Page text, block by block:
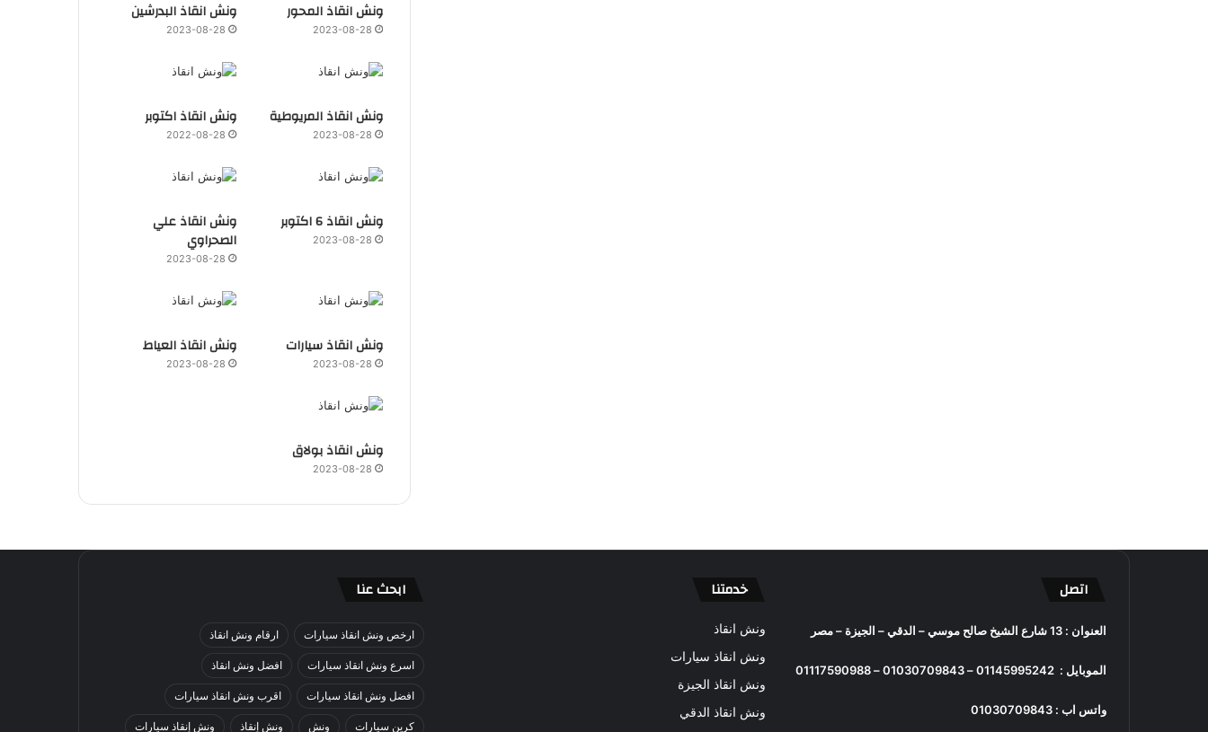
ونش انقاذ المحور
2023-08-28
ونش انقاذ البدرشين
2023-08-28
ونش انقاذ المريوطية
2023-08-28
ونش انقاذ اكتوبر
2022-08-28
ونش انقاذ 6 اكتوبر
2023-08-28
ونش انقاذ علي
الصحراوي
2023-08-28
ونش انقاذ سيارات
2023-08-28
ونش انقاذ العياط
2023-08-28
ونش انقاذ بولاق
2023-08-28
اتصل
العنوان : 13 شارع الشيخ صالح موسي – الدقي – الجيزة – مصر
الموبايل : 01145995242
–
01030709843
–
01117590988
واتس اب : 01030709843
خدمتنا
ونش انقاذ
ونش انقاذ سيارات
ونش انقاذ الجيزة
ونش انقاذ الدقي
ابحث عنا
ارخص ونش انقاذ سيارات ارقام ونش انقاذ
اسرع ونش انقاذ سيارات افضل ونش انقاذ
افضل ونش انقاذ سيارات اقرب ونش انقاذ سيارات
كرين سيارات ونش ونش إنقاذ ونش إنقاذ سيارات